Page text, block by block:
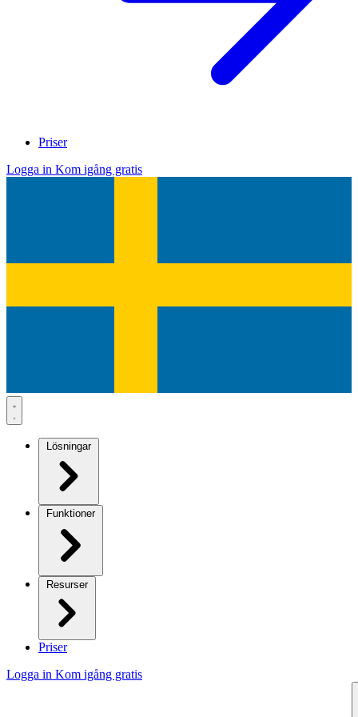
Priser
Logga in Kom igång gratis
Lösningar
Funktioner
Resurser
Priser
Logga in Kom igång gratis